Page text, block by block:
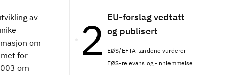
av
om
for
om
EU-forslag vedtatt
og publisert
EØS/EFTA-landene vurderer
EØS-relevans og -innlemmelse